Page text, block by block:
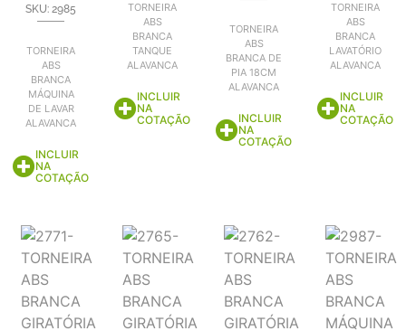
SKU: 2985
TORNEIRA
ABS
BRANCA
MÁQUINA
DE LAVAR
ALAVANCA
INCLUIR
NA
COTAÇÃO
TORNEIRA
ABS
BRANCA
TANQUE
ALAVANCA
INCLUIR
NA
COTAÇÃO
TORNEIRA
ABS
BRANCA DE
PIA 18CM
ALAVANCA
INCLUIR
NA
COTAÇÃO
TORNEIRA
ABS
BRANCA
LAVATÓRIO
ALAVANCA
INCLUIR
NA
COTAÇÃO